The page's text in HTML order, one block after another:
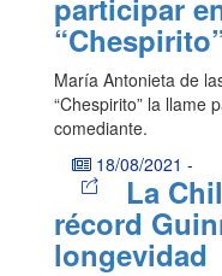
María Antonieta de
“Chespirito” la llame
comediante.
18/08/2021 -
La
récord
longevidad